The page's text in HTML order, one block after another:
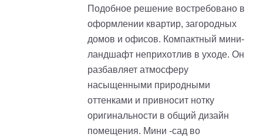
Подобное решение востребовано в
оформлении квартир, загородных
домов и офисов. Компактный мини-
ландшафт неприхотлив в уходе. Он
разбавляет атмосферу
насыщенными природными
оттенками и привносит нотку
оригинальности в общий дизайн
помещения. Мини -сад во